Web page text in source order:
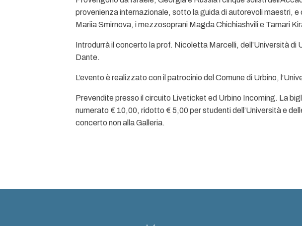
provenienza internazionale, sotto la guida di autorevoli maestri,
Mariia Smirnova, i mezzosoprani Magda Chichiashvili e Tamari
Introdurrà il concerto la prof. Nicoletta Marcelli, dell’Università di
Dante.
L’evento è realizzato con il patrocinio del Comune di Urbino,
Prevendite presso il circuito Liveticket ed Urbino Incoming. La
numerato € 10,00, ridotto € 5,00 per studenti dell’Università e
concerto non alla Galleria.